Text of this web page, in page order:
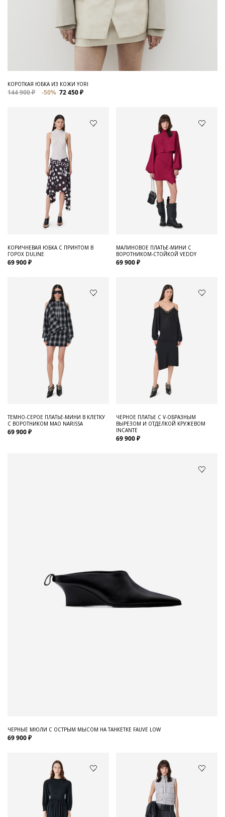
КОРОТКАЯ ЮБКА ИЗ КОЖИ YORI
144 900 ₽ -50% 72 450 ₽
КОРИЧНЕВАЯ ЮБКА С ПРИНТОМ В
ГОРОХ DULINE
69 900 ₽
МАЛИНОВОЕ ПЛАТЬЕ-МИНИ С
ВОРОТНИКОМ-СТОЙКОЙ VEDDY
69 900 ₽
ТЕМНО-СЕРОЕ ПЛАТЬЕ-МИНИ В КЛЕТКУ
С ВОРОТНИКОМ МАО NARISSA
69 900 ₽
ЧЕРНОЕ ПЛАТЬЕ С V-ОБРАЗНЫМ
ВЫРЕЗОМ И ОТДЕЛКОЙ КРУЖЕВОМ
INCANTE
69 900 ₽
ЧЕРНЫЕ МЮЛИ С ОСТРЫМ МЫСОМ НА ТАНКЕТКЕ FAUVE LOW
69 900 ₽